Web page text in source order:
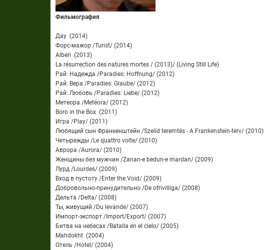
Фильмография
Дау (2014)
Форс-мажор /Turist/ (2014)
Alberi (2013)
La résurrection des natures mortes / (2013)/ (Living Still Life)
Рай: Надежда /Paradies: Hoffnung/ (2012)
Рай: Вера /Paradies: Glaube/ (2012)
Рай: Любовь /Paradies: Liebe/ (2012)
Метеора /Metéora/ (2012)
Boro in the Box (2011)
Игра /Play/ (2011)
Любящий сын Франкенштейн /Szelíd teremtés - A Frankenstein-terv/ (2010)
Четырежды /Le quattro volte/ (2010)
Аврора /Aurora/ (2010)
Женщины без мужчин /Zanan-e bedun-e mardan/ (2009)
Лурд /Lourdes/ (2009)
Вход в пустоту /Enter the Void/ (2009)
Добровольно-принудительно /De ofrivilliga/ (2008)
Дельта /Delta/ (2008)
Ты, живущий /Du levande/ (2007)
Импорт-экспорт /Import/Export/ (2007)
Битва на небесах /Batalla en el cielo/ (2005)
Mahdokht (2004)
Отель /Hotel/ (2004)